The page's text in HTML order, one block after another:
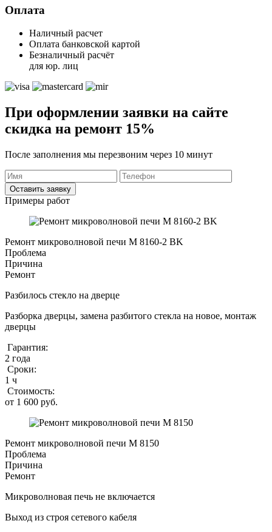
Оплата
Наличный расчет
Оплата банковской картой
Безналичный расчёт
для юр. лиц
При оформлении заявки на сайте
скидка на ремонт 15%
После заполнения мы перезвоним через 10 минут
Оставить заявку
Примеры работ
Ремонт микроволновой печи M 8160-2 BK
Проблема
Причина
Ремонт
Разбилось стекло на дверце
Разборка дверцы, замена разбитого стекла на новое, монтаж
дверцы
Гарантия:
2 года
Сроки:
1 ч
Стоимость:
от 1 600 руб.
Ремонт микроволновой печи M 8150
Проблема
Причина
Ремонт
Микроволновая печь не включается
Выход из строя сетевого кабеля